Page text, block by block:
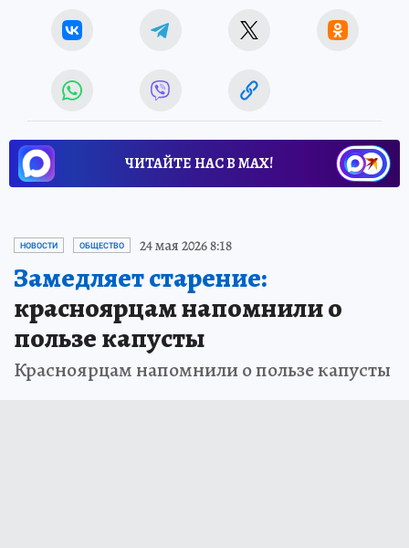
ЧИТАЙТЕ НАС В МАХ!
НОВОСТИ ОБЩЕСТВО 24 мая 2026 8:18
Замедляет старение:
красноярцам напомнили о
пользе капусты
Красноярцам напомнили о пользе капусты